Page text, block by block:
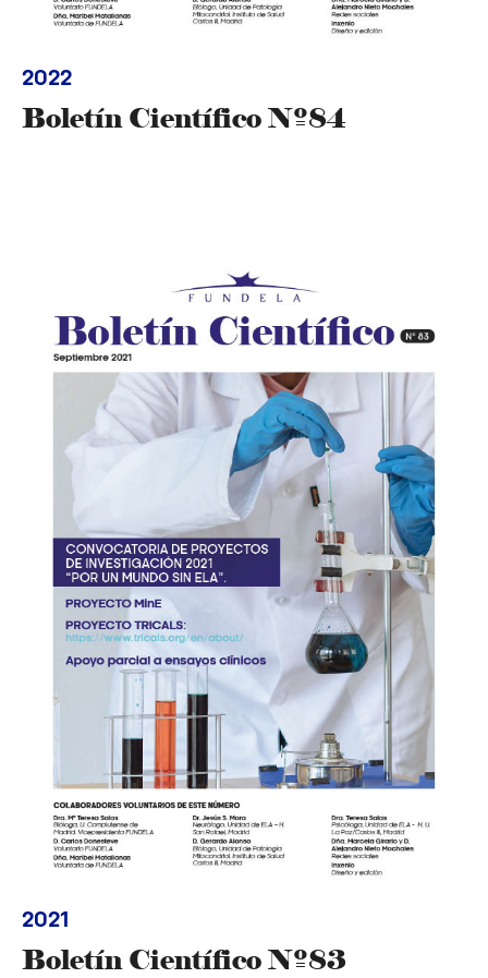
2022
Boletín Científico Nº84
2021
Boletín Científico Nº83